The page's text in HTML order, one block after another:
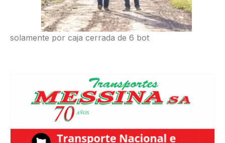
solamente por caja cerrada de 6 bot